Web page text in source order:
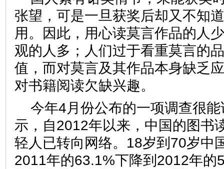
张望，可是一旦获奖后却又不知
用。因此，用心读莫言作品的人
观的人多；人们过于看重莫言的
值，而对莫言及其作品本身缺乏
对书籍阅读欠缺兴趣。
今年4月份公布的一项调查很
示，自2012年以来，中国的图书
轻人已转向网络。18岁到70岁中
2011年的63.1%下降到2012年的